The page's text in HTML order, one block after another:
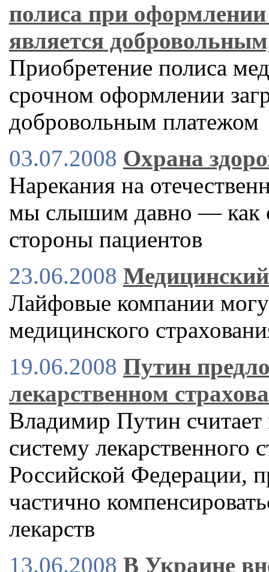
полиса при
является
Приобретение полиса
срочном оформлении
добровольным платежом
03.07.2008 Охрана
Нарекания на
мы слышим давно — как
стороны пациентов
23.06.2008
Лайфовые компании
медицинского
19.06.2008 Путин
лекарственном
Владимир Путин
систему лекарственного
Российской Федерации,
частично
лекарств
13.06.2008 В Украине